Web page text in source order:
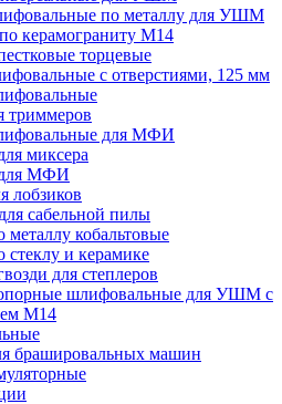
по металлу для УШМ
керамограниту M14
торцевые
с отверстиями, 125 мм
триммеров
для МФИ
миксера
МФИ
лобзиков
сабельной пилы
металлу кобальтовые
стеклу и керамике
для степлеров
шлифовальные для УШМ с
М14
брашировальных машин